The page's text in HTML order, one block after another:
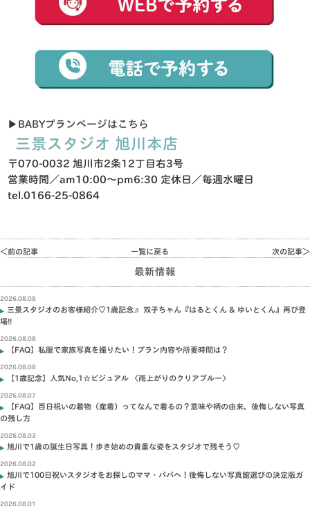
▶︎ BABYプランページはこち ら
三景スタジオ 旭川本店
〒070-0032 旭川市2条12丁目右3号
営業時間／am10:00～pm6:30 定休日／毎週水曜日
tel.0166-25-0864
＜前の記事 次の記事＞
一覧に戻る
最新情報
2026.08.08
三景スタジオのお客様紹介♡1歳記念♬ 双子ちゃん『はるとくん & ゆいとくん』再び登
場!!
2026.08.08
【FAQ】私服で家族写真を撮りたい！プラン内容や所要時間は？
2026.08.08
【1歳記念】人気No,1☆ビジュアル 〈雨上がりのクリアブルー〉
2026.08.07
【FAQ】百日祝いの着物（産着）ってなんで着るの？意味や柄の由来、後悔しない写真
の残し方
2026.08.03
旭川で1歳の誕生日写真！歩き始めの貴重な姿をスタジオで残そう♡
2026.08.02
旭川で100日祝いスタジオをお探しのママ・パパへ！後悔しない写真館選びの決定版ガ
イド
2026.08.01